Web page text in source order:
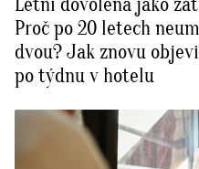
Proč po 20 letech
dvou? Jak znovu
po týdnu v hotelu